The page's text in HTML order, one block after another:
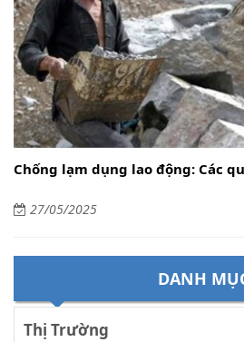
Chống lạm dụng lao động: Các
27/05/2025
DANH
Thị Trường